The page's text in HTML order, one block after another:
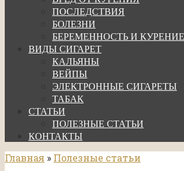
ПОСЛЕДСТВИЯ
БОЛЕЗНИ
БЕРЕМЕННОСТЬ И КУРЕНИЕ
ВИДЫ СИГАРЕТ
КАЛЬЯНЫ
ВЕЙПЫ
ЭЛЕКТРОННЫЕ СИГАРЕТЫ
ТАБАК
СТАТЬИ
ПОЛЕЗНЫЕ СТАТЬИ
КОНТАКТЫ
Главная » Полезные статьи